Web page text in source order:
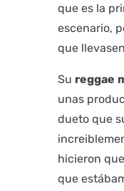
que es la
escenario,
que
Su reggae
unas
dueto que
hicieron
que